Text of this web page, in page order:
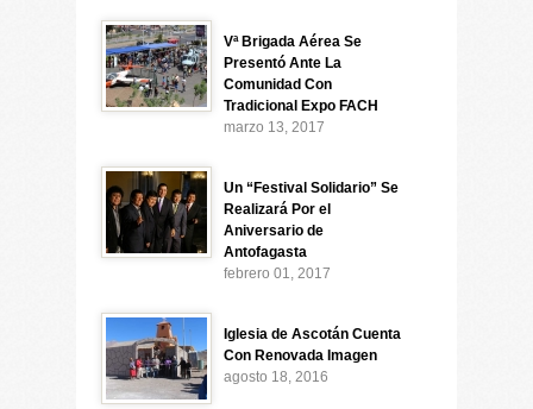
Vª Brigada Aérea Se
Presentó Ante La
Comunidad Con
Tradicional Expo FACH
marzo 13, 2017
Un “Festival Solidario” Se
Realizará Por el
Aniversario de
Antofagasta
febrero 01, 2017
Iglesia de Ascotán Cuenta
Con Renovada Imagen
agosto 18, 2016